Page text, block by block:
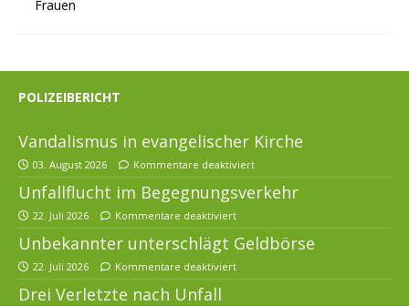
POLIZEIBERICHT
Vandalismus in evangelischer Kirche
03. August 2026 Kommentare deaktiviert
Unfallflucht im Begegnungsverkehr
22. Juli 2026 Kommentare deaktiviert
Unbekannter unterschlägt Geldbörse
22. Juli 2026 Kommentare deaktiviert
Drei Verletzte nach Unfall